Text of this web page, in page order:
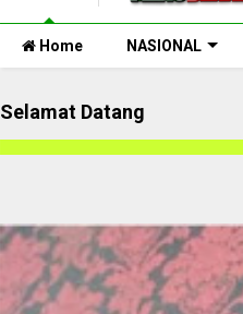
Home NASIONAL
Selamat Datang